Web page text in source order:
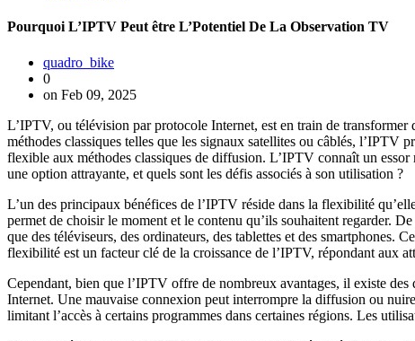
Pourquoi L’IPTV Peut être L’Potentiel De La Observation TV
quadro_bike
0
on Feb 09, 2025
L’IPTV, ou télévision par protocole Internet, est en train de
méthodes classiques telles que les signaux satellites ou câblés, l’IPTV
flexible aux méthodes classiques de diffusion. L’IPTV connaît un
une option attrayante, et quels sont les défis associés à son utilisation ?
L’un des principaux bénéfices de l’IPTV réside dans la flexibilité
permet de choisir le moment et le contenu qu’ils souhaitent regarder.
que des téléviseurs, des ordinateurs, des tablettes et des smartphones.
flexibilité est un facteur clé de la croissance de l’IPTV, répondant aux
Cependant, bien que l’IPTV offre de nombreux avantages, il existe
Internet. Une mauvaise connexion peut interrompre la diffusion ou
limitant l’accès à certains programmes dans certaines régions. Les